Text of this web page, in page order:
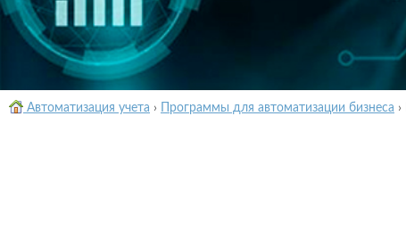
Автоматизация учета › Программы для автоматизации бизнеса ›